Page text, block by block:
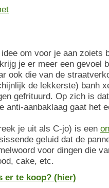
om voor je aan zoiets
je er meer een gevoel
ook die van de
de lekkerste) banh
gefrituurd. Op zich is
anti-aanbaklaag gaat het
je uit als C-jo) is een
geluid dat de
voor dingen die
cake, etc.
er te koop? (hier)